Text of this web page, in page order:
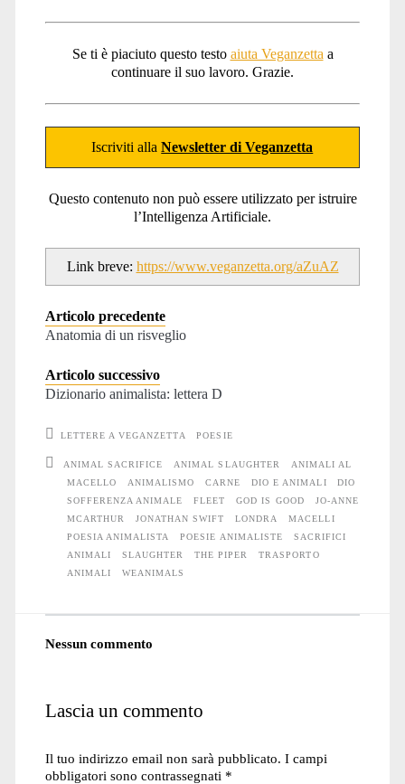
Se ti è piaciuto questo testo aiuta Veganzetta a
continuare il suo lavoro. Grazie.
Iscriviti allaNewsletter di Veganzetta
Questo contenuto non può essere utilizzato per istruire
l’Intelligenza Artificiale.
Link breve: https://www.veganzetta.org/aZuAZ
Articolo precedente
Anatomia di un risveglio
Articolo successivo
Dizionario animalista: lettera D
LETTERE A VEGANZETTA POESIE
ANIMAL SACRIFICE ANIMAL SLAUGHTER
ANIMALI AL
MACELLO
ANIMALISMO CARNE DIO E ANIMALI
DIO
SOFFERENZA ANIMALE
FLEET GOD IS GOOD
JO-ANNE
MCARTHUR
JONATHAN SWIFT LONDRA
MACELLI
POESIA ANIMALISTA
POESIE ANIMALISTE
SACRIFICI
ANIMALI
SLAUGHTER THE PIPER
TRASPORTO
ANIMALI
WEANIMALS
Nessun commento
Lascia un commento
Il tuo indirizzo email non sarà pubblicato. I campi
obbligatori sono contrassegnati *